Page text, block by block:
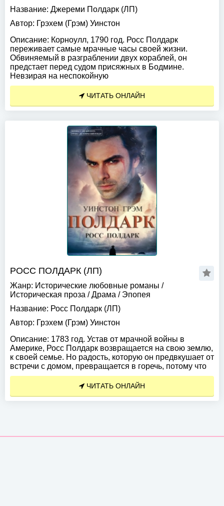
Название: Джереми Полдарк (ЛП)
Автор: Грэхем (Грэм) Уинстон
Описание: Корноулл, 1790 год. Росс Полдарк
переживает самые мрачные часы своей жизни.
Обвиняемый в разграблении двух кораблей, он
предстает перед судом присяжных в Бодмине.
Невзирая на неспокойную
ЧИТАТЬ ОНЛАЙН
РОСС ПОЛДАРК (ЛП)
Жанр: Исторические любовные романы /
Историческая проза /Драма / Эпопея
Название: Росс Полдарк (ЛП)
Автор: Грэхем (Грэм) Уинстон
Описание: 1783 год. Устав от мрачной войны в
Америке, Росс Полдарк возвращается на свою землю,
к своей семье. Но радость, которую он предвкушает от
встречи с домом, превращается в горечь, потому что
ЧИТАТЬ ОНЛАЙН